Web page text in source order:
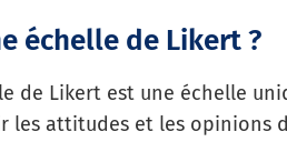
échelle de Likert ?
de Likert est une échelle
attitudes et les opinions